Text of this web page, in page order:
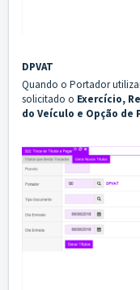
DPVAT
Quando o Portador
solicitado o Exercício,
do Veículo e Opção de